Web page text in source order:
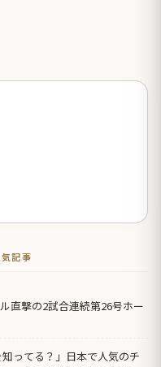
記事
直撃の2試合連続第26号ホー
ってる？」日本で人気のチ